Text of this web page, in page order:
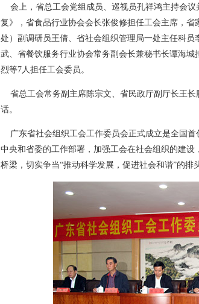
会上，省总工会党组成员、巡视员孔祥鸿主持会
复》，省食品行业协会会长张俊修担任工会主席，
处）副调研员王倩、省社会组织管理局一处主任科
武、省餐饮服务行业协会常务副会长兼秘书长谭海
烈等7人担任工会委员。
省总工会常务副主席陈宗文、省民政厅副厅长王
话。
广东省社会组织工会工作委员会正式成立是全国
中央和省委的工作部署，加强工会在社会组织的建
桥梁，切实争当“推动科学发展，促进社会和谐”的排